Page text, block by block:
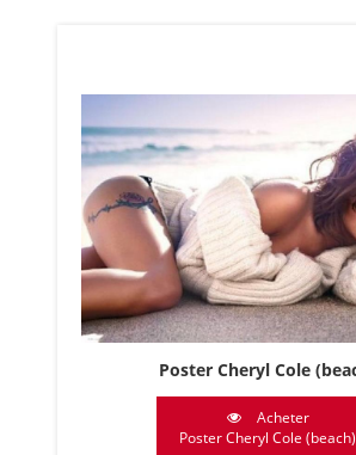
Poster Cheryl Cole
Acheter
Poster Cheryl Cole (beach)